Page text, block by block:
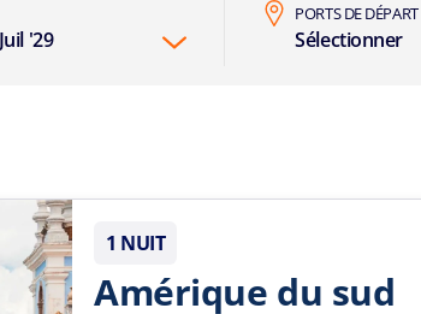
'29
PORTS DE DÉPART
Sélectionner
1 NUIT
Amérique du sud